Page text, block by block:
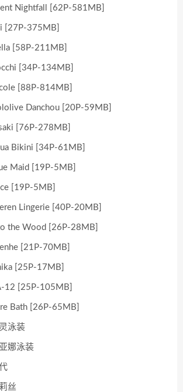
Nightfall [62P-581MB]
[27P-375MB]
[58P-211MB]
[34P-134MB]
[88P-814MB]
Danchou [20P-59MB]
[76P-278MB]
Bikini [34P-61MB]
Maid [19P-5MB]
[19P-5MB]
Lingerie [40P-20MB]
the Wood [26P-28MB]
[21P-70MB]
[25P-17MB]
12 [25P-105MB]
Bath [26P-65MB]
泳装
娜泳装
丝